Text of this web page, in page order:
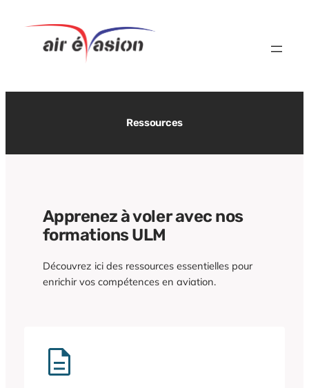
Ressources
Apprenez à voler avec nos
formations ULM
Découvrez ici des ressources essentielles pour
enrichir vos compétences en aviation.